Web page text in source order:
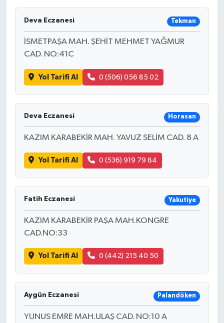
Deva Eczanesi Tekman
İSMETPAŞA MAH. ŞEHİT MEHMET YAĞMUR
CAD. NO:41C
Yol Tarifi Al 0 (506) 056 85 02
Deva Eczanesi Horasan
KAZIM KARABEKİR MAH. YAVUZ SELİM CAD. 8 A
Yol Tarifi Al 0 (536) 919 79 84
Fatih Eczanesi Yakutiye
KAZIM KARABEKİR PAŞA MAH.KONGRE
CAD.NO:33
Yol Tarifi Al 0 (442) 215 40 50
Aygün Eczanesi Palandöken
YUNUS EMRE MAH.ULAŞ CAD. NO:10 A